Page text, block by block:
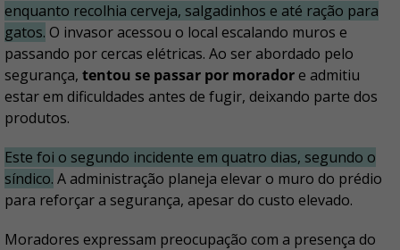
enquanto recolhia cerveja, salgadinhos e até ração para
gatos. O invasor acessou o local escalando muros e
passando por cercas elétricas. Ao ser abordado pelo
segurança, tentou se passar por moradore admitiu
estar em dificuldades antes de fugir, deixando parte dos
produtos.
Este foi o segundo incidente em quatro dias, segundo o
síndico. A administração planeja elevar o muro do prédio
para reforçar a segurança, apesar do custo elevado.
Moradores expressam preocupação com a presença do